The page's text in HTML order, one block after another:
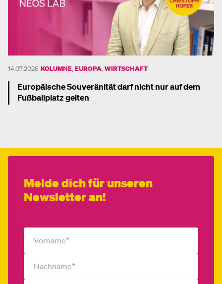
14.07.2026 KOLUMNE EUROPA WIRTSCHAFT
Europäische Souveränität darf nicht nur auf dem
Fußballplatz gelten
Melde dich für unseren
Newsletter an!